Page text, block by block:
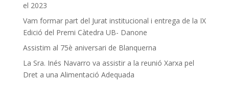
el 2023
Vam formar part del Jurat institucional i entrega de la IX
Edició del Premi Càtedra UB- Danone
Assistim al 75è aniversari de Blanquerna
La Sra. Inés Navarro va assistir a la reunió Xarxa pel
Dret a una Alimentació Adequada